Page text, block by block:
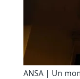
ANSA | Un